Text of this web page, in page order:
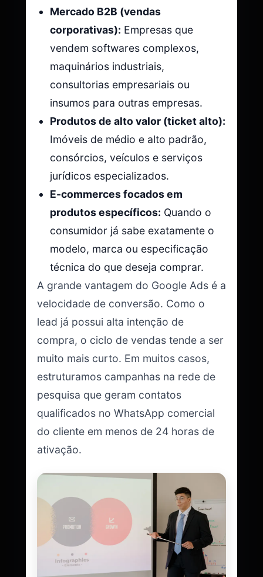
Mercado B2B (vendas
corporativas): Empresas que
vendem softwares complexos,
maquinários industriais,
consultorias empresariais ou
insumos para outras empresas.
Produtos de alto valor (ticket alto):
Imóveis de médio e alto padrão,
consórcios, veículos e serviços
jurídicos especializados.
E-commerces focados em
produtos específicos: Quando o
consumidor já sabe exatamente o
modelo, marca ou especificação
técnica do que deseja comprar.
A grande vantagem do Google Ads é a
velocidade de conversão. Como o
lead já possui alta intenção de
compra, o ciclo de vendas tende a ser
muito mais curto. Em muitos casos,
estruturamos campanhas na rede de
pesquisa que geram contatos
qualificados no WhatsApp comercial
do cliente em menos de 24 horas de
ativação.